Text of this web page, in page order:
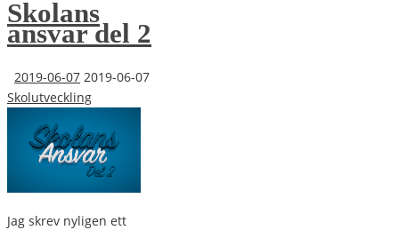
Skolans
ansvar del 2
2019-06-07 2019-06-07
Skolutveckling
Jag skrev nyligen ett